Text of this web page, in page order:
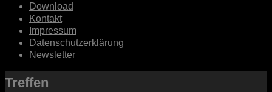
Download
Kontakt
Impressum
Datenschutzerklärung
Newsletter
Treffen